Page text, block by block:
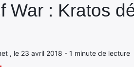
War : Kratos
, le 23 avril 2018 - 1 minute de lecture